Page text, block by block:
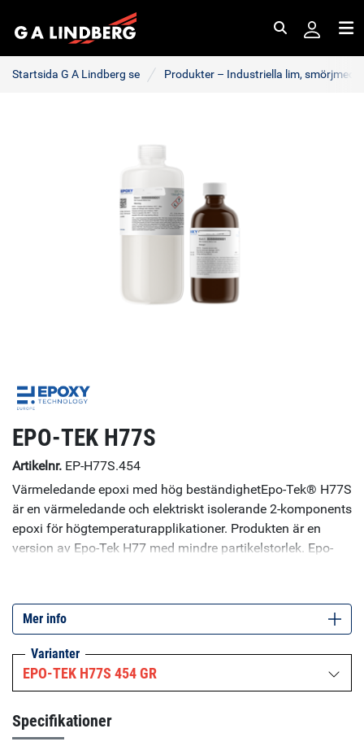
Startsida G A Lindberg se Produkter – Industriella lim,
EPO-TEK H77S
Artikelnr. EP-H77S.454
Värmeledande epoxi med hög beständighetEpo-Tek® H77S
är en värmeledande och elektriskt isolerande 2-komponents
epoxi för högtemperaturapplikationer. Produkten är en
version av Epo-Tek H77 med mindre partikelstorlek. Epo-
kan produkten användas även i tuffa miljöer så som flyg,
fordon, och raffinaderier. Produkten är även lämplig för
ultra-höga vakuum-applikationer.
Mer info
Varianter
EPO-TEK H77S 454 GR
Specifikationer